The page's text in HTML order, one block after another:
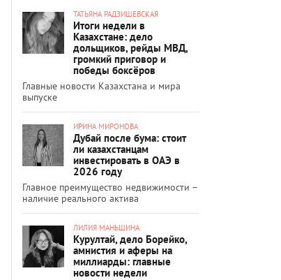
ТАТЬЯНА РАДЗИШЕВСКАЯ
Итоги недели в
Казахстане: дело
дольщиков, рейды МВД,
громкий приговор и
победы боксёров
Главные новости Казахстана и мира
выпуске
ИРИНА МИРОНОВА
Дубай после бума: стоит
ли казахстанцам
инвестировать в ОАЭ в
2026 году
Главное преимущество недвижимости –
наличие реального актива
ЛИЛИЯ МАНЬШИНА
Курултай, дело Борейко,
амнистия и аферы на
миллиарды: главные
новости недели